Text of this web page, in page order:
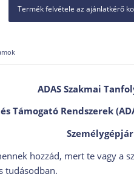
Termék felvétele az ajánlatkérő
ADAS Szakmai
Támogató Rendszerek
hozzád, mert te vagy a
tudásodban.